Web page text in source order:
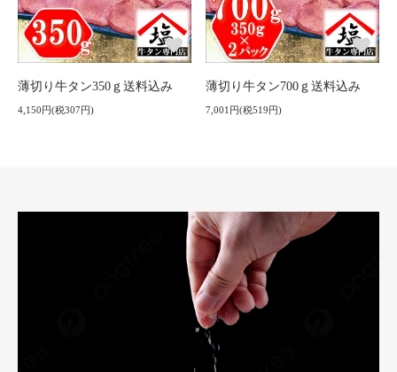
薄切り牛タン350ｇ送料込み
4,150円(税307円)
薄切り牛タン700ｇ送料込み
7,001円(税519円)